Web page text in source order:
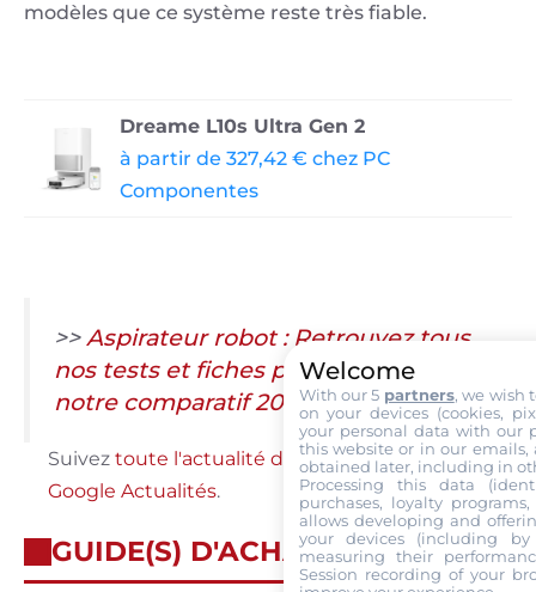
modèles que ce système reste très fiable.
Dreame L10s Ultra Gen 2
à partir de 327,42 € chez PC
Componentes
>>Aspirateur robot : Retrouvez tous
nos tests et fiches produits dans
notre comparatif 2026
Suivez toute l'actualité de Labo Maison sur
Google Actualités.
GUIDE(S) D'ACHAT
Welcome
With our 5 partners, we wish
on your devices (cookies,
your personal data with our
this website or in our emails,
obtained later, including in
Processing this data
purchases, loyalty
allows developing and
your devices (including
measuring their
Session recording of your